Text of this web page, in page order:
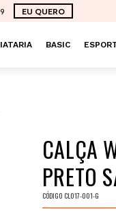
EU QUERO
BASIC
CALÇA
PRETO
CÓDIGO CL017-001-G